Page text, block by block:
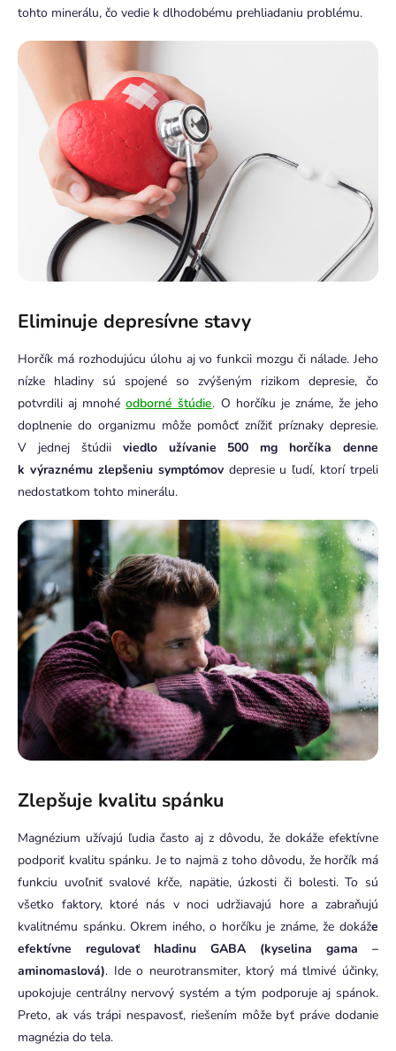
tohto minerálu, čo vedie k dlhodobému prehliadaniu problému.
Eliminuje depresívne stavy
Horčík má rozhodujúcu úlohu aj vo funkcii mozgu či nálade. Jeho
nízke hladiny sú spojené so zvýšeným rizikom depresie, čo
potvrdili aj mnohéodborné štúdie. O horčíku je známe, že jeho
doplnenie do organizmu môže pomôcť znížiť príznaky depresie.
V jednej štúdii viedlo užívanie 500 mg horčíka denne
k výraznému zlepšeniu symptómov depresie u ľudí, ktorí trpeli
nedostatkom tohto minerálu.
Zlepšuje kvalitu spánku
Magnézium užívajú ľudia často aj z dôvodu, že dokáže efektívne
podporiť kvalitu spánku. Je to najmä z toho dôvodu, že horčík má
funkciu uvoľniť svalové kŕče, napätie, úzkosti či bolesti. To sú
všetko faktory, ktoré nás v noci udržiavajú hore a zabraňujú
kvalitnému spánku. Okrem iného, o horčíku je známe, že dokáže
efektívne regulovať hladinu GABA (kyselina gama –
aminomaslová). Ide o neurotransmiter, ktorý má tlmivé účinky,
upokojuje centrálny nervový systém a tým podporuje aj spánok.
Preto, ak vás trápi nespavosť, riešením môže byť práve dodanie
magnézia do tela.